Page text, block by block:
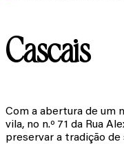
Cascais
Com a abertura de um
vila, no n.º 71 da Rua
preservar a tradição